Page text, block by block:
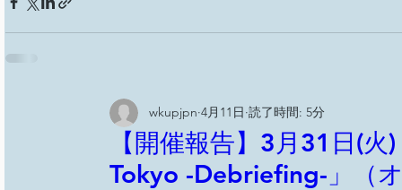
【開催報告】3月31日(
Tokyo -Debriefing-」（
wkupjpn 4月11日 読了時間: 5分